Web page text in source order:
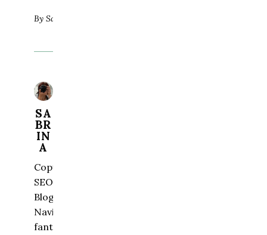
By SaBriNa
SA
BR
IN
A
Copywriter
SEO &
Blogger
Navigo nel
fantastico